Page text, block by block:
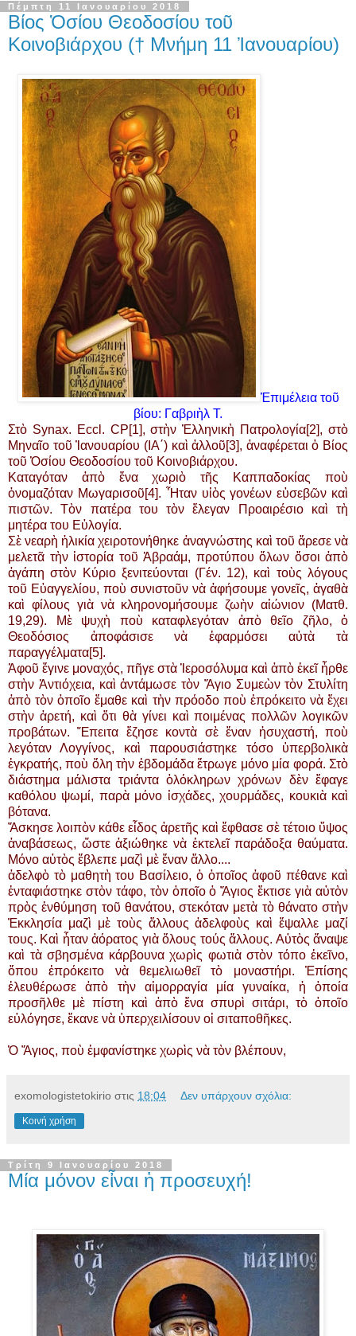
Πέμπτη 11 Ιανουαρίου 2018
Βίος Ὁσίου Θεοδοσίου τοῦ
Κοινοβιάρχου († Μνήμη 11 Ἰανουαρίου)
Ἐπιμέλεια τοῦ
βίου: Γαβριὴλ Τ.
Στὸ Synax. Eccl. CP[1], στὴν Ἑλληνικὴ Πατρολογία[2], στὸ
Μηναῖο τοῦ Ἰανουαρίου (ΙΑ΄) καὶ ἀλλοῦ[3], ἀναφέρεται ὁ Βίος
τοῦ Ὁσίου Θεοδοσίου τοῦ Κοινοβιάρχου.
Καταγόταν ἀπὸ ἕνα χωριὸ τῆς Καππαδοκίας ποὺ
ὀνομαζόταν Μωγαρισοῦ[4]. Ἦταν υἱὸς γονέων εὐσεβῶν καὶ
πιστῶν. Τὸν πατέρα του τὸν ἔλεγαν Προαιρέσιο καὶ τὴ
μητέρα του Εὐλογία.
Σὲ νεαρὴ ἡλικία χειροτονήθηκε ἀναγνώστης καὶ τοῦ ἄρεσε νὰ
μελετᾶ τὴν ἱστορία τοῦ Ἀβραάμ, προτύπου ὅλων ὅσοι ἀπὸ
ἀγάπη στὸν Κύριο ξενιτεύονται (Γέν. 12), καὶ τοὺς λόγους
τοῦ Εὐαγγελίου, ποὺ συνιστοῦν νὰ ἀφήσουμε γονεῖς, ἀγαθὰ
καὶ φίλους γιὰ νὰ κληρονομήσουμε ζωὴν αἰώνιον (Ματθ.
19,29). Μὲ ψυχὴ ποὺ καταφλεγόταν ἀπὸ θεῖο ζῆλο, ὁ
Θεοδόσιος ἀποφάσισε νὰ ἐφαρμόσει αὐτὰ τὰ
παραγγέλματα[5].
Ἀφοῦ ἔγινε μοναχός, πῆγε στὰ Ἱεροσόλυμα καὶ ἀπὸ ἐκεῖ ἦρθε
στὴν Ἀντιόχεια, καὶ ἀντάμωσε τὸν Ἅγιο Συμεὼν τὸν Στυλίτη
ἀπὸ τὸν ὁποῖο ἔμαθε καὶ τὴν πρόοδο ποὺ ἐπρόκειτο νὰ ἔχει
στὴν ἀρετή, καὶ ὅτι θὰ γίνει καὶ ποιμένας πολλῶν λογικῶν
προβάτων. Ἔπειτα ἔζησε κοντὰ σὲ ἕναν ἡσυχαστή, ποὺ
λεγόταν Λογγίνος, καὶ παρουσιάστηκε τόσο ὑπερβολικὰ
ἐγκρατής, ποὺ ὅλη τὴν ἑβδομάδα ἔτρωγε μόνο μία φορά. Στὸ
διάστημα μάλιστα τριάντα ὁλόκληρων χρόνων δὲν ἔφαγε
καθόλου ψωμί, παρὰ μόνο ἰσχάδες, χουρμάδες, κουκιὰ καὶ
βότανα.
Ἄσκησε λοιπὸν κάθε εἶδος ἀρετῆς καὶ ἔφθασε σὲ τέτοιο ὕψος
ἀναβάσεως, ὥστε ἀξιώθηκε νὰ ἐκτελεῖ παράδοξα θαύματα.
Μόνο αὐτὸς ἔβλεπε μαζὶ μὲ ἕναν ἄλλο....
ἀδελφὸ τὸ μαθητὴ του Βασίλειο, ὁ ὁποῖος ἀφοῦ πέθανε καὶ
ἐνταφιάστηκε στὸν τάφο, τὸν ὁποῖο ὁ Ἅγιος ἔκτισε γιὰ αὐτὸν
πρὸς ἐνθύμηση τοῦ θανάτου, στεκόταν μετὰ τὸ θάνατο στὴν
Ἐκκλησία μαζὶ μὲ τοὺς ἄλλους ἀδελφοὺς καὶ ἔψαλλε μαζί
τους. Καὶ ἦταν ἀόρατος γιὰ ὅλους τούς ἄλλους. Αὐτὸς ἄναψε
καὶ τὰ σβησμένα κάρβουνα χωρὶς φωτιὰ στὸν τόπο ἐκεῖνο,
ὅπου ἐπρόκειτο νὰ θεμελιωθεῖ τὸ μοναστήρι. Ἐπίσης
ἐλευθέρωσε ἀπὸ τὴν αἱμορραγία μία γυναίκα, ἡ ὁποία
προσῆλθε μὲ πίστη καὶ ἀπὸ ἕνα σπυρὶ σιτάρι, τὸ ὁποῖο
εὐλόγησε, ἔκανε νὰ ὑπερχειλίσουν οἱ σιταποθῆκες.
Ὁ Ἅγιος, ποὺ ἐμφανίστηκε χωρὶς νὰ τὸν βλέπουν,
exomologistetokirio στις 18:04 Δεν υπάρχουν σχόλια:
Κοινή χρήση
Τρίτη 9 Ιανουαρίου 2018
Μία μόνον εἶναι ἡ προσευχή!